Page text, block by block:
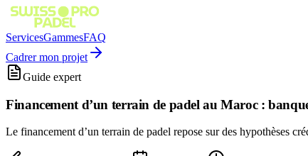
ServicesGammesFAQ
Cadrer mon projet
Guide expert
Financement d’un terrain de padel au Maroc :
Le financement d’un terrain de padel repose sur des hypothèses